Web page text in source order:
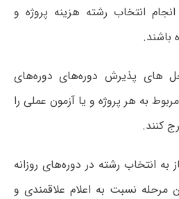
انتخاب رشته هزینه پروژه و
باشند.
های پذیرش دوره‌های دوره‌های
به هر پروژه و یا آزمون عملی را
کنند.
انتخاب رشته در دوره‌های روزانه
مرحله نسبت به اعلام علاقمندی و